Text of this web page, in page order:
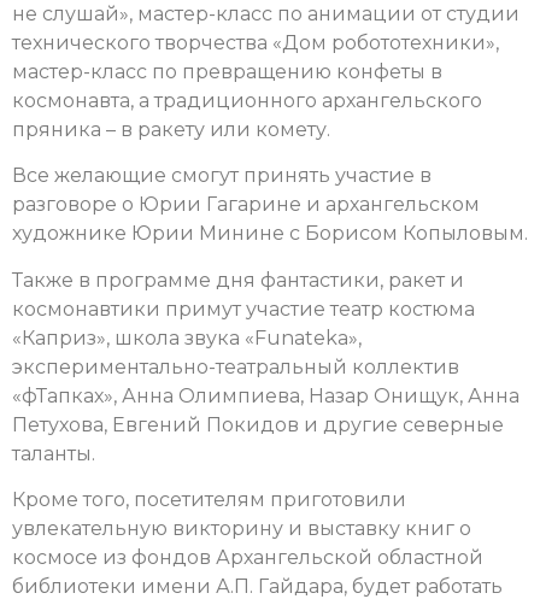
не слушай», мастер-класс по анимации от студии
технического творчества «Дом робототехники»,
мастер-класс по превращению конфеты в
космонавта, а традиционного архангельского
пряника – в ракету или комету.
Все желающие смогут принять участие в
разговоре о Юрии Гагарине и архангельском
художнике Юрии Минине с Борисом Копыловым.
Также в программе дня фантастики, ракет и
космонавтики примут участие театр костюма
«Каприз», школа звука «Funateka»,
экспериментально-театральный коллектив
«фТапках», Анна Олимпиева, Назар Онищук, Анна
Петухова, Евгений Покидов и другие северные
таланты.
Кроме того, посетителям приготовили
увлекательную викторину и выставку книг о
космосе из фондов Архангельской областной
библиотеки имени А.П. Гайдара, будет работать